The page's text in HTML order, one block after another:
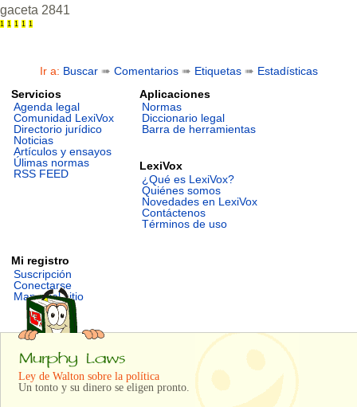
gaceta 2841
1 1 1 1 1
Ir a: Buscar➠ Comentarios➠ Etiquetas➠ Estadísticas
Servicios
Agenda legal
Comunidad LexiVox
Directorio jurídico
Noticias
Artículos y ensayos
Úlimas normas
RSS FEED
Aplicaciones
Normas
Diccionario legal
Barra de herramientas
LexiVox
¿Qué es LexiVox?
Quiénes somos
Novedades en LexiVox
Contáctenos
Términos de uso
Mi registro
Suscripción
Conectarse
Mapa del sitio
Ley de Walton sobre la política
Un tonto y su dinero se eligen pronto.